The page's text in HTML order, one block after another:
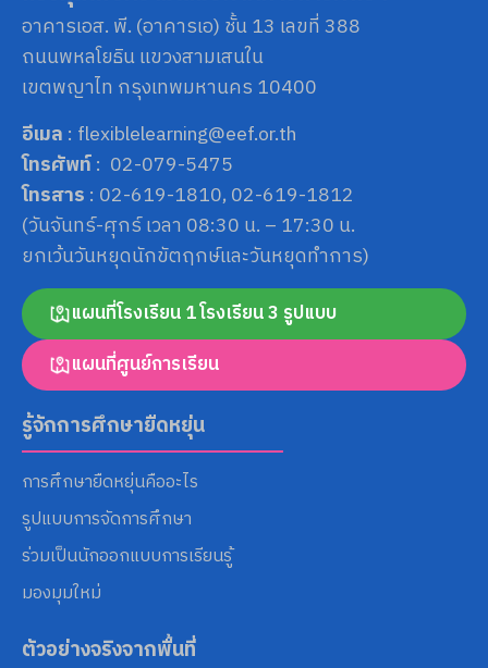
อาคารเอส. พี. (อาคารเอ) ชั้น 13 เลขที่ 388
ถนนพหลโยธิน แขวงสามเสนใน
เขตพญาไท กรุงเทพมหานคร 10400
อีเมล : flexiblelearning@eef.or.th
โทรศัพท์: 02-079-5475
โทรสาร : 02-619-1810, 02-619-1812
(วันจันทร์-ศุกร์ เวลา 08:30 น. – 17:30 น.
ยกเว้นวันหยุดนักขัตฤกษ์และวันหยุดทำการ)
แผนที่โรงเรียน 1 โรงเรียน 3 รูปแบบ
แผนที่ศูนย์การเรียน
รู้จักการศึกษายืดหยุ่น
การศึกษายืดหยุ่นคืออะไร
รูปแบบการจัดการศึกษา
ร่วมเป็นนักออกแบบการเรียนรู้
มองมุมใหม่
ตัวอย่างจริงจากพื้นที่